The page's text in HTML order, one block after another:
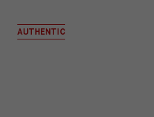
AUTHENTIC